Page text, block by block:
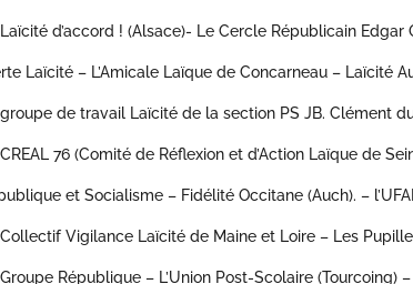
Laïcité d’accord ! (Alsace)- Le Cercle Républicain Edgar
Laïcité – L’Amicale Laïque de Concarneau – Laïcité
groupe de travail Laïcité de la section PS JB. Clément
76 (Comité de Réflexion et d’Action Laïque de
et Socialisme – Fidélité Occitane (Auch). –
Collectif Vigilance Laïcité de Maine et Loire – Les
Groupe République – L’Union Post-Scolaire